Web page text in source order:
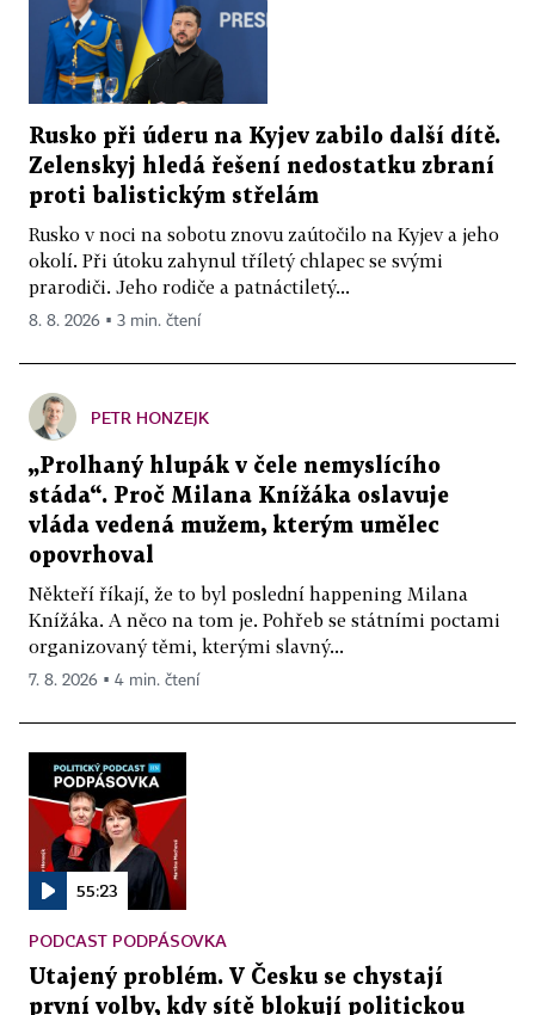
Rusko při úderu na Kyjev zabilo další dítě.
Zelenskyj hledá řešení nedostatku zbraní
proti balistickým střelám
Rusko v noci na sobotu znovu zaútočilo na Kyjev a jeho
okolí. Při útoku zahynul tříletý chlapec se svými
prarodiči. Jeho rodiče a patnáctiletý...
8. 8. 2026 ▪ 3 min. čtení
PETR HONZEJK
„Prolhaný hlupák v čele nemyslícího
stáda“. Proč Milana Knížáka oslavuje
vláda vedená mužem, kterým umělec
opovrhoval
Někteří říkají, že to byl poslední happening Milana
Knížáka. A něco na tom je. Pohřeb se státními poctami
organizovaný těmi, kterými slavný...
7. 8. 2026 ▪ 4 min. čtení
55:23
PODCAST PODPÁSOVKA
Utajený problém. V Česku se chystají
první volby, kdy sítě blokují politickou